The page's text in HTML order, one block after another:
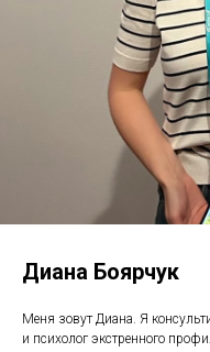
Диана Боярчук
Меня зовут Диана. Я
и психолог экстренного